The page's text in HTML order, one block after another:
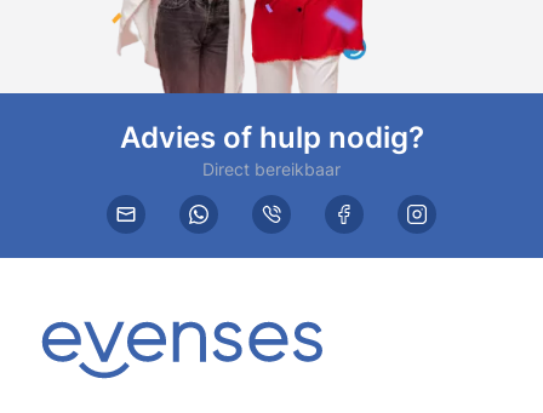
Advies of hulp nodig?
Direct bereikbaar